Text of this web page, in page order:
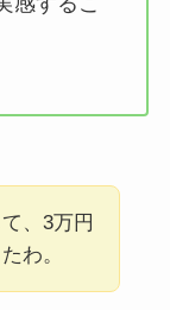
、3万円
わ。